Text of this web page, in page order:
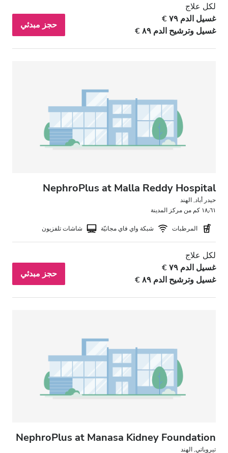
لكل علاج
غسيل الدم ٧٩ €
غسيل وترشيح الدم ٨٩ €
حجز مبدئي
NephroPlus at Malla Reddy Hospital
حيدر أباد, الهند
١٨٫٦١ كم من مركز المدينة
المرطبات شبكة واي فاي مجانيّة شاشات تلفزيون
لكل علاج
غسيل الدم ٧٩ €
غسيل وترشيح الدم ٨٩ €
حجز مبدئي
NephroPlus at Manasa Kidney Foundation
تيروباتي, الهند